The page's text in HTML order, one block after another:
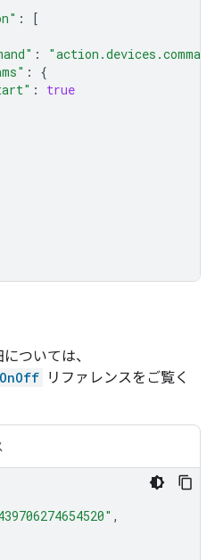
:
[
:
:
{
:
true
ついては、
リファレンスをご覧く
,